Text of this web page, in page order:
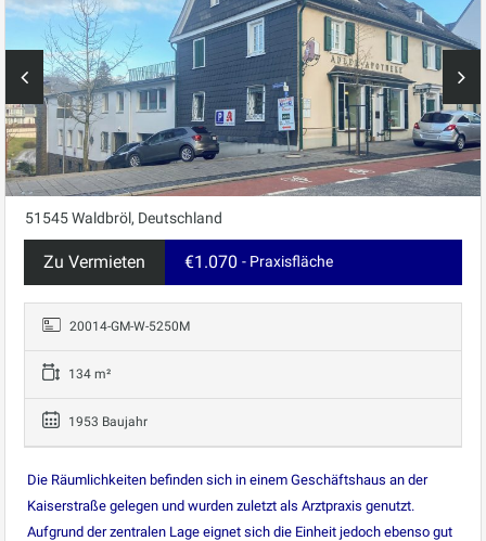
51545 Waldbröl, Deutschland
Zu Vermieten €1.070 - Praxisfläche
20014-GM-W-5250M
134 m²
1953 Baujahr
Die Räumlichkeiten befinden sich in einem Geschäftshaus an der
Kaiserstraße gelegen und wurden zuletzt als Arztpraxis genutzt.
Aufgrund der zentralen Lage eignet sich die Einheit jedoch ebenso gut